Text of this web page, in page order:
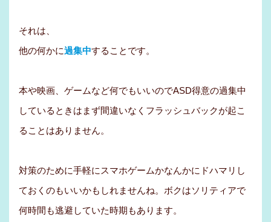
それは、
他の何かに過集中することです。
本や映画、ゲームなど何でもいいのでASD得意の過集中
しているときはまず間違いなくフラッシュバックが起こ
ることはありません。
対策のために手軽にスマホゲームかなんかにドハマリし
ておくのもいいかもしれませんね。ボクはソリティアで
何時間も逃避していた時期もあります。